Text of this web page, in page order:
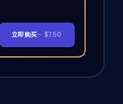
立即购买- $7.50